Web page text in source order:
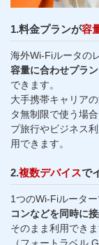
1.料金プランが容
海外Wi-Fiルータの
容量に合わせプラ
できます。
大手携帯キャリア
タ無制限で使う場
プ旅行やビジネス
用できます。
2.複数デバイスで
1つのWi-Fiルータ
コンなどを同時に
そのまま利用できま